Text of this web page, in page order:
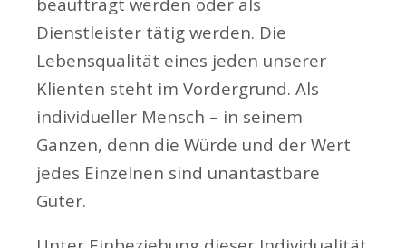
Dienstleister tätig werden. Die
Lebensqualität eines jeden unserer
Klienten steht im Vordergrund. Als
individueller Mensch – in seinem
Ganzen, denn die Würde und der Wert
jedes Einzelnen sind unantastbare
Güter.